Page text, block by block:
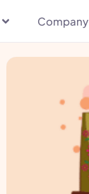
Company